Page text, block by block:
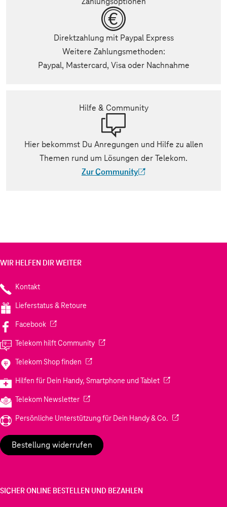
Direktzahlung mit Paypal Express
Weitere Zahlungsmethoden:
Paypal, Mastercard, Visa oder Nachnahme
Hilfe & Community
Hier bekommst Du Anregungen und Hilfe zu allen
Themen rund um Lösungen der Telekom.
Zur Community
(Der Link wird in einem neuen Tab
WIR HELFEN DIR WEITER
Kontakt
Lieferstatus & Retoure
Facebook(Wird in einem neuen Tab geöffnet)
Telekom hilft Community(Wird in einem neuen Tab geöffnet)
Telekom Shop finden (Wird in einem neuen Tab geöffnet)
Hilfen für Dein Handy, Smartphone und Tablet(Wird in einem
Telekom Newsletter(Wird in einem neuen Tab geöffnet)
Persönliche Unterstützung für Dein Handy & Co. (Wird in einem
Bestellung widerrufen
SICHER ONLINE BESTELLEN UND BEZAHLEN